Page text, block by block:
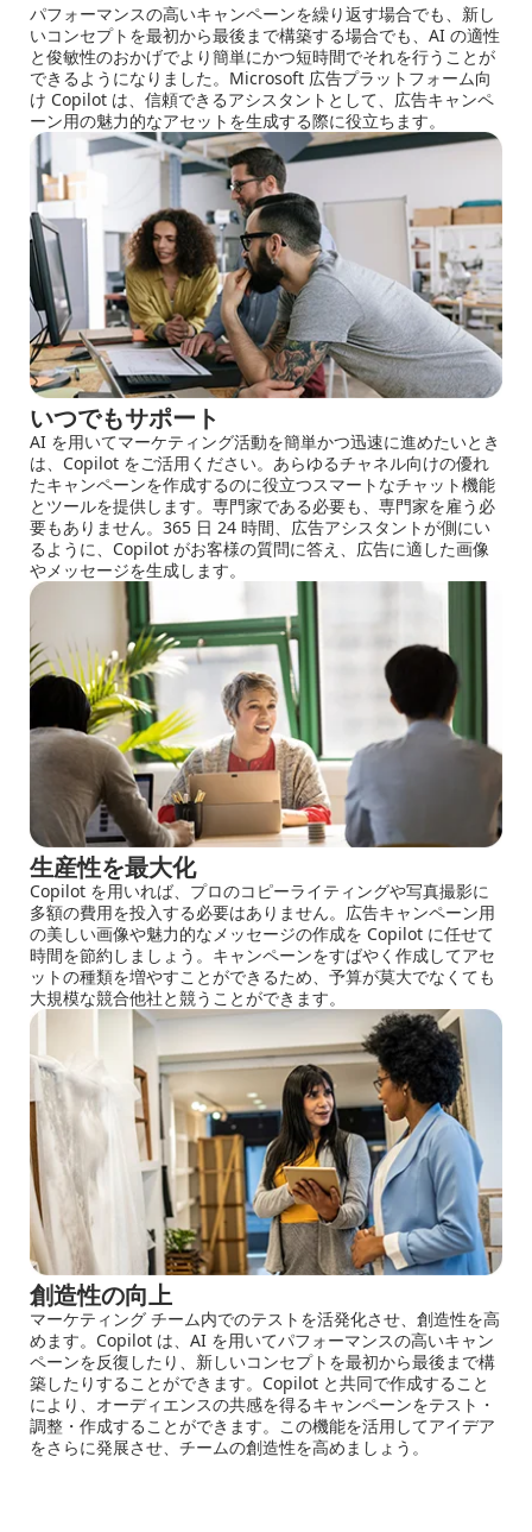
パフォーマンスの高いキャンペーンを繰り返す場合でも、新し
いコンセプトを最初から最後まで構築する場合でも、AI の適性
と俊敏性のおかげでより簡単にかつ短時間でそれを行うことが
できるようになりました。Microsoft 広告プラットフォーム向
け Copilot は、信頼できるアシスタントとして、広告キャンペ
ーン用の魅力的なアセットを生成する際に役立ちます。
いつでもサポート
AI を用いてマーケティング活動を簡単かつ迅速に進めたいとき
は、Copilot をご活用ください。あらゆるチャネル向けの優れ
たキャンペーンを作成するのに役立つスマートなチャット機能
とツールを提供します。専門家である必要も、専門家を雇う必
要もありません。365 日 24 時間、広告アシスタントが側にい
るように、Copilot がお客様の質問に答え、広告に適した画像
やメッセージを生成します。
生産性を最大化
Copilot を用いれば、プロのコピーライティングや写真撮影に
多額の費用を投入する必要はありません。広告キャンペーン用
の美しい画像や魅力的なメッセージの作成を Copilot に任せて
時間を節約しましょう。キャンペーンをすばやく作成してアセ
ットの種類を増やすことができるため、予算が莫大でなくても
大規模な競合他社と競うことができます。
創造性の向上
マーケティング チーム内でのテストを活発化させ、創造性を高
めます。Copilot は、AI を用いてパフォーマンスの高いキャン
ペーンを反復したり、新しいコンセプトを最初から最後まで構
築したりすることができます。Copilot と共同で作成すること
により、オーディエンスの共感を得るキャンペーンをテスト・
調整・作成することができます。この機能を活用してアイデア
をさらに発展させ、チームの創造性を高めましょう。